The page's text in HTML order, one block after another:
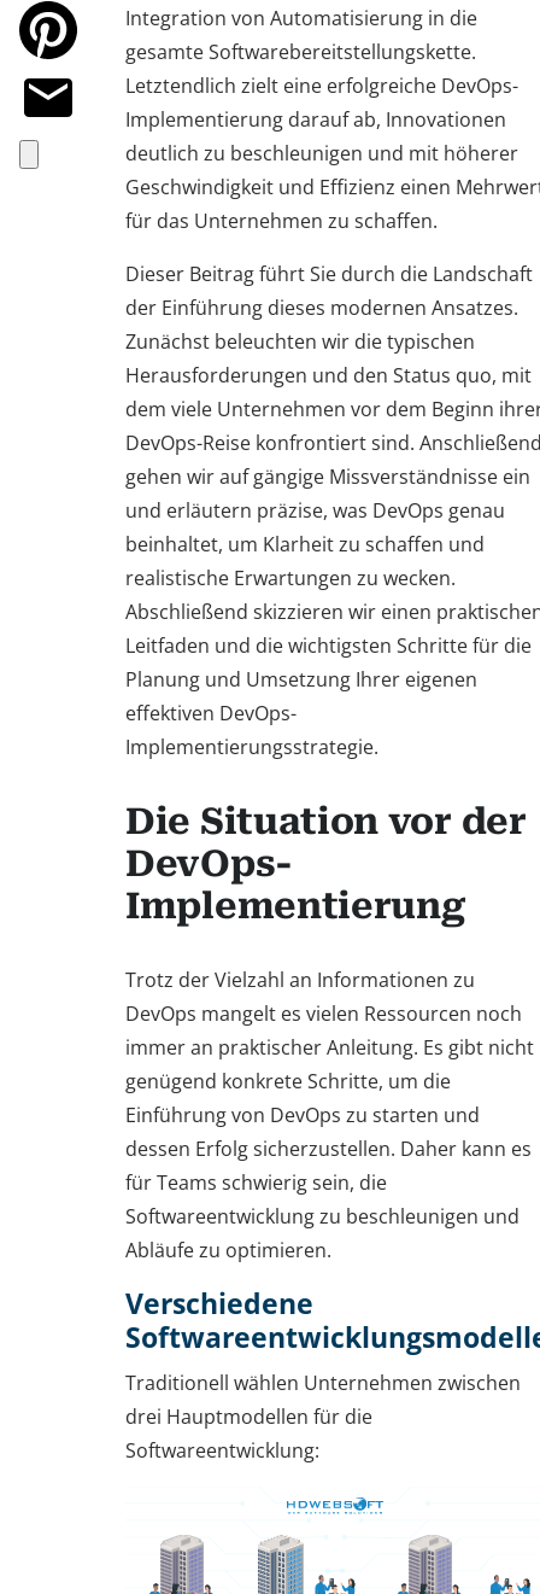
Integration von Automatisierung in die
gesamte Softwarebereitstellungskette.
Letztendlich zielt eine erfolgreiche DevOps-
Implementierung darauf ab, Innovationen
deutlich zu beschleunigen und mit höherer
Geschwindigkeit und Effizienz einen
für das Unternehmen zu schaffen.
Dieser Beitrag führt Sie durch die Landschaft
der Einführung dieses modernen Ansatzes.
Zunächst beleuchten wir die typischen
Herausforderungen und den Status quo, mit
dem viele Unternehmen vor dem Beginn
DevOps-Reise konfrontiert sind.
gehen wir auf gängige Missverständnisse ein
und erläutern präzise, was DevOps genau
beinhaltet, um Klarheit zu schaffen und
realistische Erwartungen zu wecken.
Abschließend skizzieren wir einen
Leitfaden und die wichtigsten Schritte für die
Planung und Umsetzung Ihrer eigenen
effektiven DevOps-
Implementierungsstrategie.
Die Situation vor der
DevOps-
Implementierung
Trotz der Vielzahl an Informationen zu
DevOps mangelt es vielen Ressourcen noch
immer an praktischer Anleitung. Es gibt nicht
genügend konkrete Schritte, um die
Einführung von DevOps zu starten und
dessen Erfolg sicherzustellen. Daher kann es
für Teams schwierig sein, die
Softwareentwicklung zu beschleunigen und
Abläufe zu optimieren.
Verschiedene
Traditionell wählen Unternehmen zwischen
drei Hauptmodellen für die
Softwareentwicklung: